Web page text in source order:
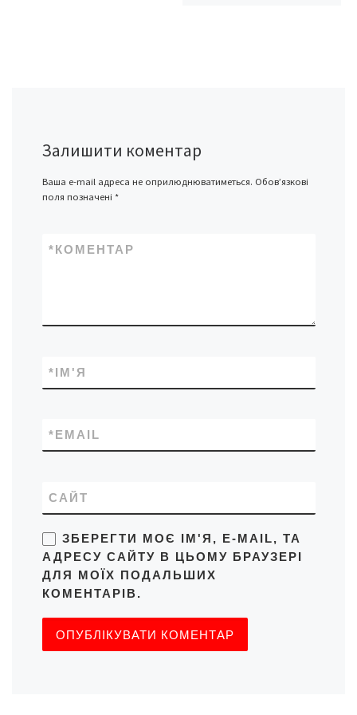
Залишити коментар
Ваша e-mail адреса не оприлюднюватиметься. Обов’язкові
поля позначені *
КОМЕНТАР
*
ІМ'Я
*
EMAIL
*
САЙТ
ЗБЕРЕГТИ МОЄ ІМ'Я, E-MAIL, ТА
АДРЕСУ САЙТУ В ЦЬОМУ БРАУЗЕРІ
ДЛЯ МОЇХ ПОДАЛЬШИХ
КОМЕНТАРІВ.